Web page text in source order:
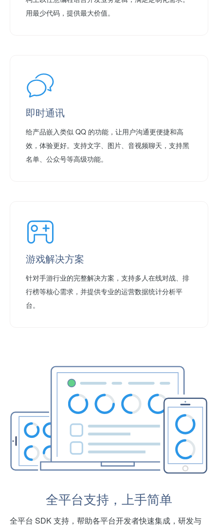
用最少代码，提供最大价值。
即时通讯
给产品嵌入类似 QQ 的功能，让用户沟通更便捷和高
效，体验更好。支持文字、图片、音视频聊天，支持黑
名单、公众号等高级功能。
游戏解决方案
针对手游行业的完整解决方案，支持多人在线对战、排
行榜等核心需求，并提供专业的运营数据统计分析平
台。
全平台支持，上手简单
全平台 SDK 支持，帮助各平台开发者快速集成，研发与